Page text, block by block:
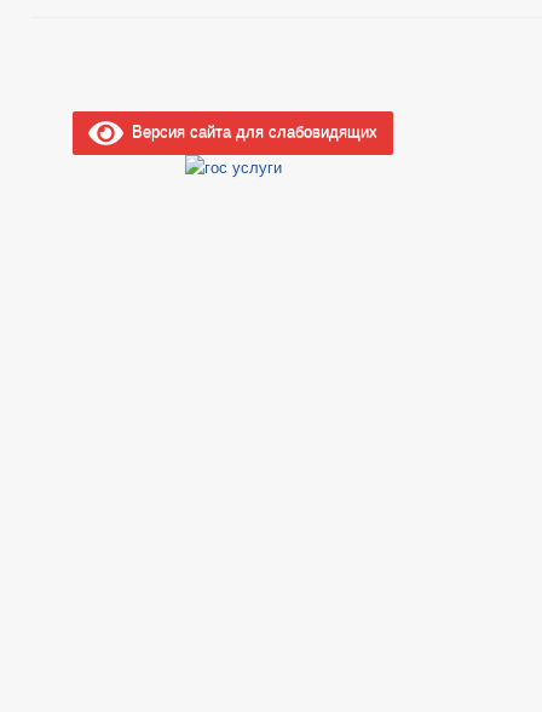
Версия сайта для слабовидящих